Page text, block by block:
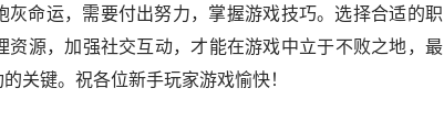
命运，需要付出努力，掌握游戏技巧。选择合适的职
源，加强社交互动，才能在游戏中立于不败之地，最
关键。祝各位新手玩家游戏愉快！